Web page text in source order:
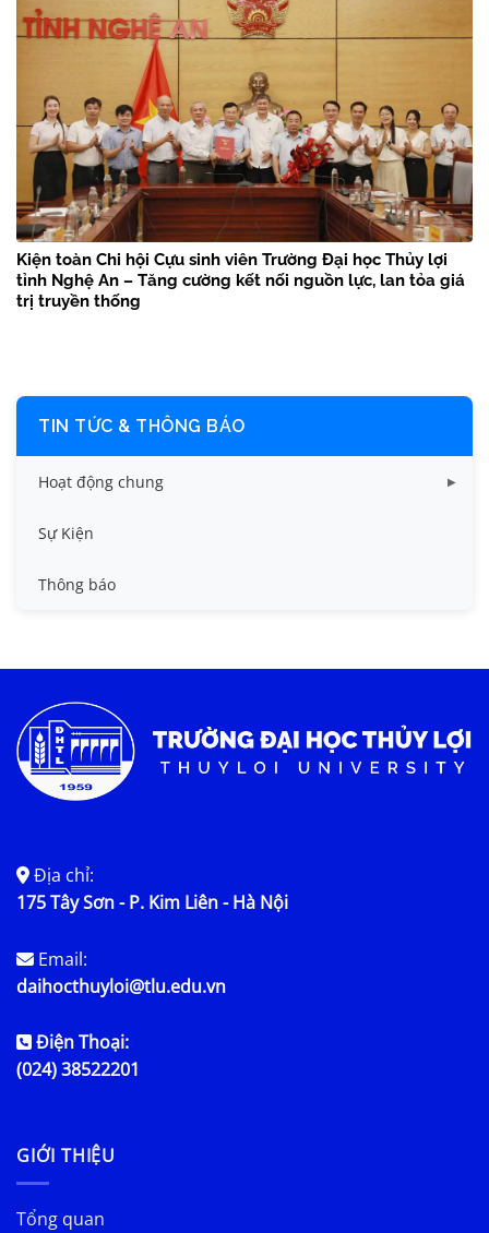
Kiện toàn Chi hội Cựu sinh viên Trường Đại học Thủy lợi
tỉnh Nghệ An – Tăng cường kết nối nguồn lực, lan tỏa giá
trị truyền thống
TIN TỨC & THÔNG BÁO
Hoạt động chung
Tin công tác sinh viên
Tin đào tạo
Tin tức chung
Sự Kiện
Thông báo
Địa chỉ:
175 Tây Sơn - P. Kim Liên - Hà Nội
Email:
daihocthuyloi@tlu.edu.vn
Điện Thoại:
(024) 38522201
GIỚI THIỆU
Tổng quan